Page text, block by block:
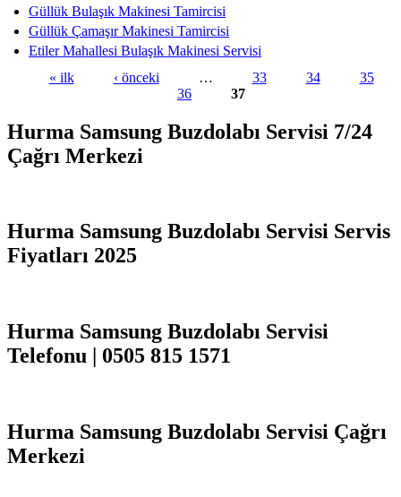
Güllük Bulaşık Makinesi Tamircisi
Güllük Çamaşır Makinesi Tamircisi
Etiler Mahallesi Bulaşık Makinesi Servisi
« ilk ‹ önceki … 33 34
35
36
37
Hurma Samsung Buzdolabı Servisi 7/24
Çağrı Merkezi
Hurma Samsung Buzdolabı Servisi Servis
Fiyatları 2025
Hurma Samsung Buzdolabı Servisi
Telefonu | 0505 815 1571
Hurma Samsung Buzdolabı Servisi Çağrı
Merkezi